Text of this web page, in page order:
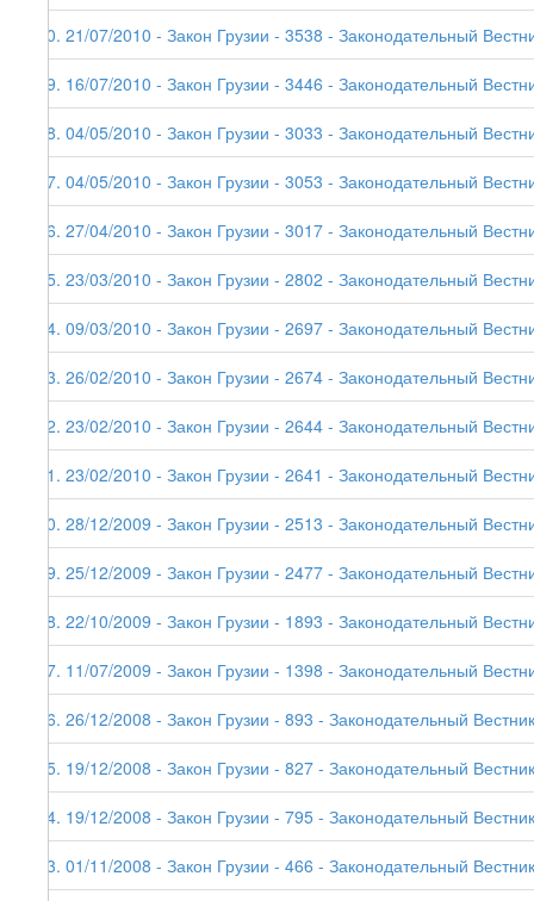
90. 21/07/2010 - Закон Грузии - 3538 - Законодательный
89. 16/07/2010 - Закон Грузии - 3446 - Законодательный
88. 04/05/2010 - Закон Грузии - 3033 - Законодательный
87. 04/05/2010 - Закон Грузии - 3053 - Законодательный
86. 27/04/2010 - Закон Грузии - 3017 - Законодательный
85. 23/03/2010 - Закон Грузии - 2802 - Законодательный
84. 09/03/2010 - Закон Грузии - 2697 - Законодательный
83. 26/02/2010 - Закон Грузии - 2674 - Законодательный
82. 23/02/2010 - Закон Грузии - 2644 - Законодательный
81. 23/02/2010 - Закон Грузии - 2641 - Законодательный
80. 28/12/2009 - Закон Грузии - 2513 - Законодательный
79. 25/12/2009 - Закон Грузии - 2477 - Законодательный
78. 22/10/2009 - Закон Грузии - 1893 - Законодательный
77. 11/07/2009 - Закон Грузии - 1398 - Законодательный
76. 26/12/2008 - Закон Грузии - 893 - Законодательный
75. 19/12/2008 - Закон Грузии - 827 - Законодательный
74. 19/12/2008 - Закон Грузии - 795 - Законодательный
73. 01/11/2008 - Закон Грузии - 466 - Законодательный